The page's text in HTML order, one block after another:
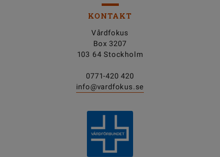
KONTAKT
Vårdfokus
Box 3207
103 64 Stockholm
0771-420 420
info@vardfokus.se